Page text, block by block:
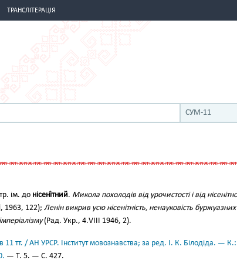
ТРАНСЛІТЕРАЦІЯ
СУМ-11
ім. до нісені́тний. Микола похолодів від урочистості і від
1963, 122); Ленін викрив усю нісенітність, ненауковість буржуазних
(Рад. Укр., 4.VІІІ 1946, 2).
11 тт. / АН УРСР. Інститут мовознавства; за ред. І. К. Білодіда. — К.:
— Т. 5. — С. 427.